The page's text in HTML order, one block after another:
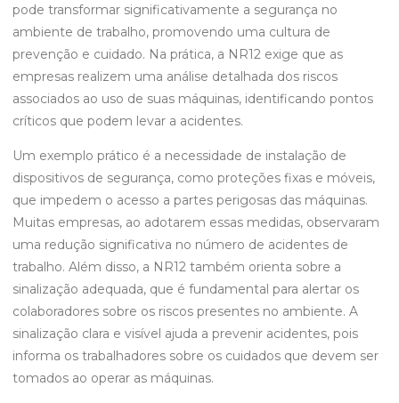
pode transformar significativamente a segurança no
ambiente de trabalho, promovendo uma cultura de
prevenção e cuidado. Na prática, a NR12 exige que as
empresas realizem uma análise detalhada dos riscos
associados ao uso de suas máquinas, identificando pontos
críticos que podem levar a acidentes.
Um exemplo prático é a necessidade de instalação de
dispositivos de segurança, como proteções fixas e móveis,
que impedem o acesso a partes perigosas das máquinas.
Muitas empresas, ao adotarem essas medidas, observaram
uma redução significativa no número de acidentes de
trabalho. Além disso, a NR12 também orienta sobre a
sinalização adequada, que é fundamental para alertar os
colaboradores sobre os riscos presentes no ambiente. A
sinalização clara e visível ajuda a prevenir acidentes, pois
informa os trabalhadores sobre os cuidados que devem ser
tomados ao operar as máquinas.